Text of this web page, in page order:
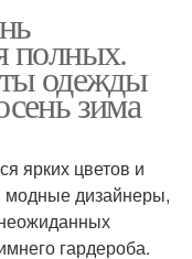
полных.
одежды
зима
ярких цветов и
модные дизайнеры,
гардероба.